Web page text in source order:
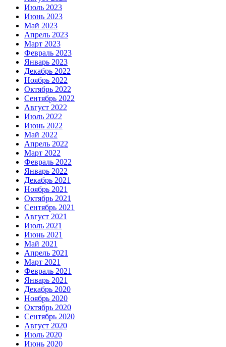
Июль 2023
Июнь 2023
Май 2023
Апрель 2023
Март 2023
Февраль 2023
Январь 2023
Декабрь 2022
Ноябрь 2022
Октябрь 2022
Сентябрь 2022
Август 2022
Июль 2022
Июнь 2022
Май 2022
Апрель 2022
Март 2022
Февраль 2022
Январь 2022
Декабрь 2021
Ноябрь 2021
Октябрь 2021
Сентябрь 2021
Август 2021
Июль 2021
Июнь 2021
Май 2021
Апрель 2021
Март 2021
Февраль 2021
Январь 2021
Декабрь 2020
Ноябрь 2020
Октябрь 2020
Сентябрь 2020
Август 2020
Июль 2020
Июнь 2020